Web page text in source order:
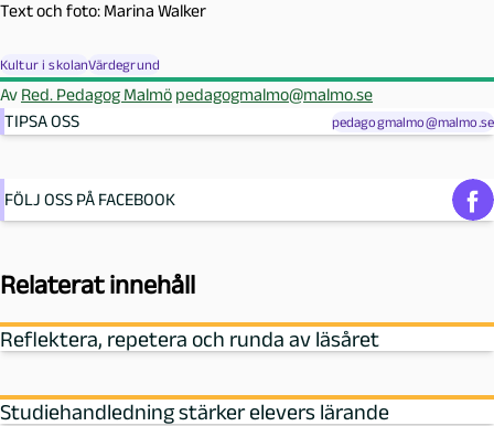
Text och foto: Marina Walker
Kultur i skolanVärdegrund
Av Red. Pedagog Malmö pedagogmalmo@malmo.se
TIPSA OSS
pedagogmalmo@malmo.se
FÖLJ OSS PÅ FACEBOOK
Relaterat innehåll
Reflektera, repetera och runda av läsåret
Studiehandledning stärker elevers lärande